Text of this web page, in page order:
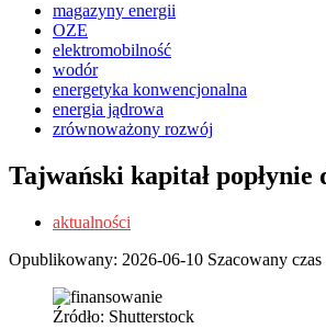
magazyny energii
OZE
elektromobilność
wodór
energetyka konwencjonalna
energia jądrowa
zrównoważony rozwój
Tajwański kapitał
aktualności
Opublikowany: 2026-06-10 Szacowany
Źródło: Shutterstock